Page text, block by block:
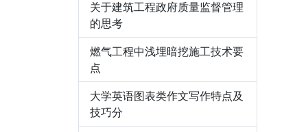
关于建筑工程政府质量监督管理
的思考
燃气工程中浅埋暗挖施工技术要
点
大学英语图表类作文写作特点及
技巧分